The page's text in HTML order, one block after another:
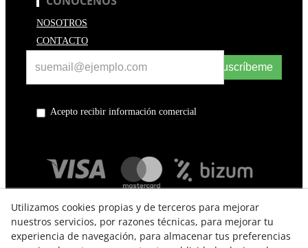
NOSOTROS
CONTACTO
Suscríbeme
Acepto recibir información comercial
Utilizamos cookies propias y de terceros para mejorar
nuestros servicios, por razones técnicas, para mejorar tu
experiencia de navegación, para almacenar tus preferencias